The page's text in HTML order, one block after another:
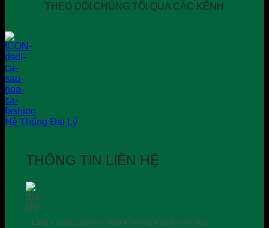
THEO DÕI CHÚNG TÔI QUA CÁC KÊNH
Hệ Thống Đại Lý
THÔNG TIN LIÊN HỆ
- Làng Cá Sấu Sài Gòn: 96/9/4 Đường Nguyễn Thị Sáu,